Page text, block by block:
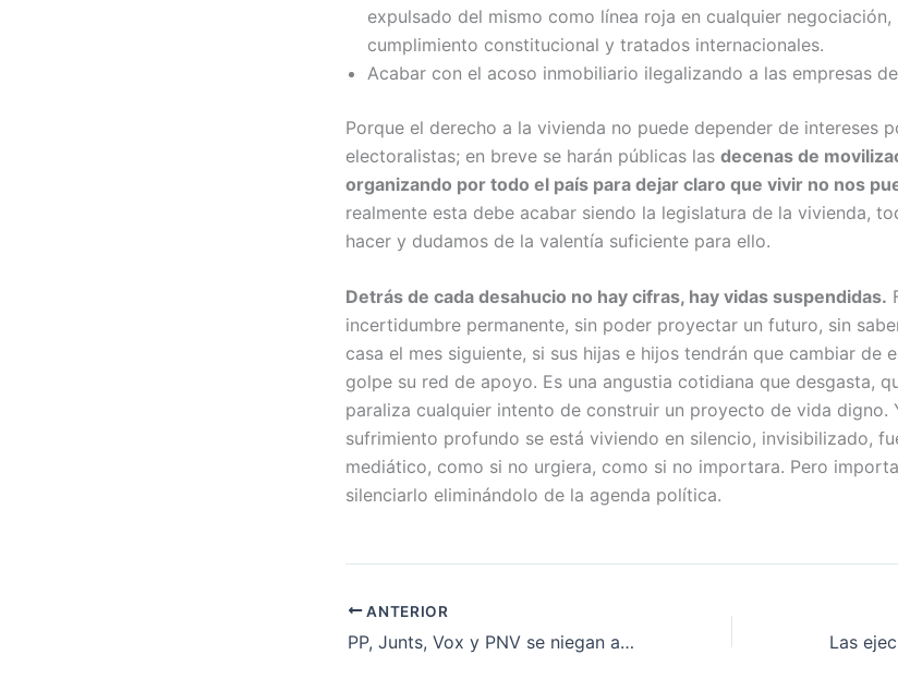
expulsado del mismo como línea roja en cualquier
cumplimiento constitucional y tratados internacionales.
Acabar con el acoso inmobiliario ilegalizando a las empresas
Porque el derecho a la vivienda no puede depender de intereses
electoralistas; en breve se harán públicas las decenas de
organizando por todo el país para dejar claro que vivir no nos
realmente esta debe acabar siendo la legislatura de la vivienda,
hacer y dudamos de la valentía suficiente para ello.
Detrás de cada desahucio no hay cifras, hay vidas suspendidas.
incertidumbre permanente, sin poder proyectar un futuro, sin
casa el mes siguiente, si sus hijas e hijos tendrán que cambiar de
golpe su red de apoyo. Es una angustia cotidiana que desgasta,
paraliza cualquier intento de construir un proyecto de vida digno.
sufrimiento profundo se está viviendo en silencio, invisibilizado,
mediático, como si no urgiera, como si no importara. Pero
silenciarlo eliminándolo de la agenda política.
ANTERIOR
PP, Junts, Vox y PNV se niegan a validar la prórroga que ya protege a más de 35.000 familias de las subidas del alquiler